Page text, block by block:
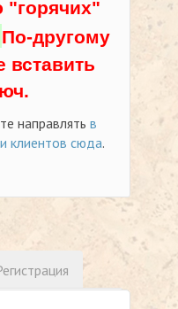
По-другому
вставить
направлять в
клиентов сюда.